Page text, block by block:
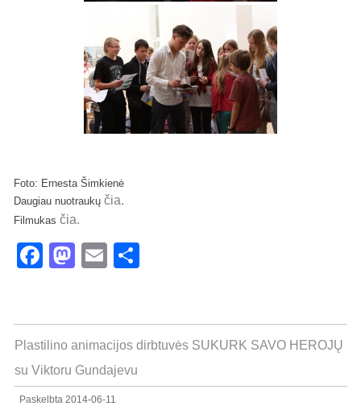
Foto: Ernesta Šimkienė
Daugiau nuotraukųčia.
Filmukasčia.
FacebookMastodon
Email
Plastilino animacijos dirbtuvės SUKURK SAVO HEROJŲ
su Viktoru Gundajevu
Paskelbta 2014-06-11